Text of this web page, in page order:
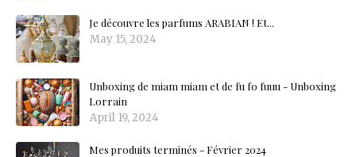
Je découvre les parfums ARABIAN ! Et...
May 15, 2024
Unboxing de miam miam et de fu fo fuuu - Unboxing
Lorrain
April 19, 2024
Mes produits terminés - Février 2024